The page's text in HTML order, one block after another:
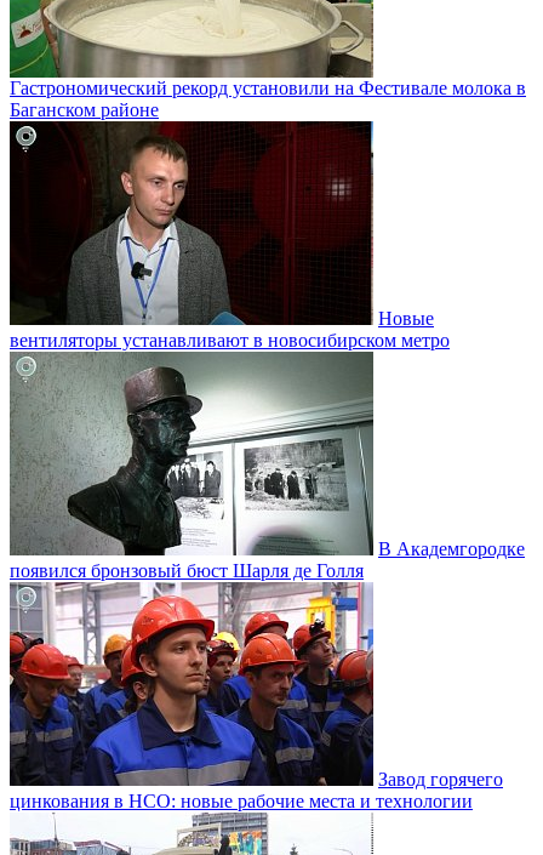
Гастрономический рекорд установили на Фестивале молока в
Баганском районе
Новые
вентиляторы устанавливают в новосибирском метро
В Академгородке
появился бронзовый бюст Шарля де Голля
Завод горячего
цинкования в НСО: новые рабочие места и технологии